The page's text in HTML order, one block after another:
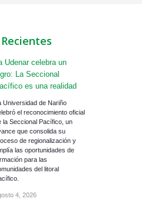
Udenar celebra un
La Seccional
es una realidad
Universidad de Nariño
el reconocimiento oficial
la Seccional Pacífico, un
que consolida su
de regionalización y
las oportunidades de
para las
del litoral
4, 2026